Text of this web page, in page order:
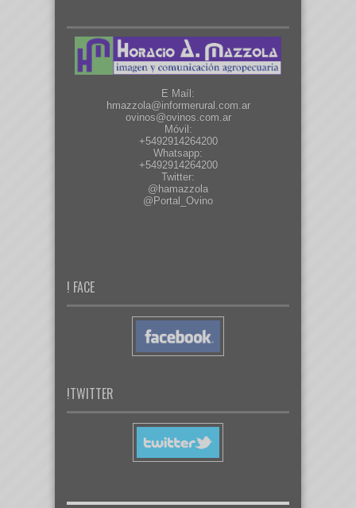
E Maíl:
hmazzola@informerural.com.ar
ovinos@ovinos.com.ar
Móvil:
+5492914264200
Whatsapp:
+5492914264200
Twitter:
@hamazzola
@Portal_Ovino
! FACE
!TWITTER